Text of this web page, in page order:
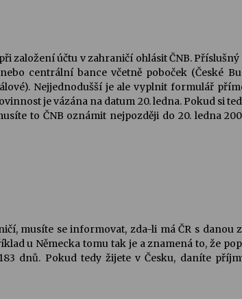
založení účtu v zahraničí ohlásit ČNB.
centrální bance včetně poboček (České
Nejjednodušší je ale vyplnit formulář
je vázána na datum 20. ledna. Pokud si
to ČNB oznámit nejpozději do 20. ledna
musíte se informovat, zda-li má ČR s danou
u Německa tomu tak je a znamená to, že
dnů. Pokud tedy žijete v Česku, daníte